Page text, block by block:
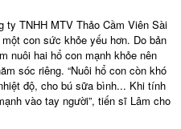
ty TNHH MTV Thảo Cầm Viên Sài
con sức khỏe yếu hơn. Do bản
nuôi hai hổ con mạnh khỏe nên
sóc riêng. “Nuôi hổ con còn khó
độ, cho bú sữa bình... Khi tính
vào tay người”, tiến sĩ Lâm cho